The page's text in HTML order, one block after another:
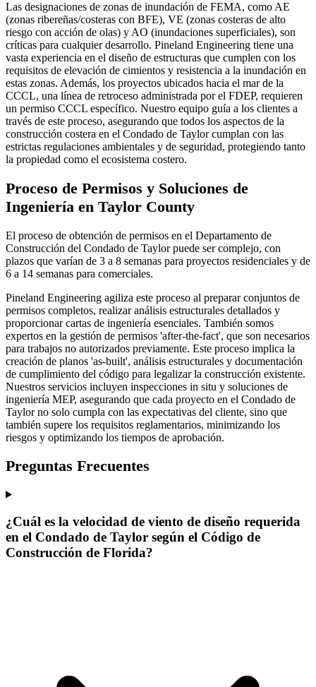
Las designaciones de zonas de inundación de FEMA, como AE
(zonas ribereñas/costeras con BFE), VE (zonas costeras de alto
riesgo con acción de olas) y AO (inundaciones superficiales), son
críticas para cualquier desarrollo. Pineland Engineering tiene una
vasta experiencia en el diseño de estructuras que cumplen con los
requisitos de elevación de cimientos y resistencia a la inundación en
estas zonas. Además, los proyectos ubicados hacia el mar de la
CCCL, una línea de retroceso administrada por el FDEP, requieren
un permiso CCCL específico. Nuestro equipo guía a los clientes a
través de este proceso, asegurando que todos los aspectos de la
construcción costera en el Condado de Taylor cumplan con las
estrictas regulaciones ambientales y de seguridad, protegiendo tanto
la propiedad como el ecosistema costero.
Proceso de Permisos y Soluciones de
Ingeniería en Taylor County
El proceso de obtención de permisos en el Departamento de
Construcción del Condado de Taylor puede ser complejo, con
plazos que varían de 3 a 8 semanas para proyectos residenciales y de
6 a 14 semanas para comerciales.
Pineland Engineering agiliza este proceso al preparar conjuntos de
permisos completos, realizar análisis estructurales detallados y
proporcionar cartas de ingeniería esenciales. También somos
expertos en la gestión de permisos 'after-the-fact', que son necesarios
para trabajos no autorizados previamente. Este proceso implica la
creación de planos 'as-built', análisis estructurales y documentación
de cumplimiento del código para legalizar la construcción existente.
Nuestros servicios incluyen inspecciones in situ y soluciones de
ingeniería MEP, asegurando que cada proyecto en el Condado de
Taylor no solo cumpla con las expectativas del cliente, sino que
también supere los requisitos reglamentarios, minimizando los
riesgos y optimizando los tiempos de aprobación.
Preguntas Frecuentes
¿Cuál es la velocidad de viento de diseño requerida
en el Condado de Taylor según el Código de
Construcción de Florida?